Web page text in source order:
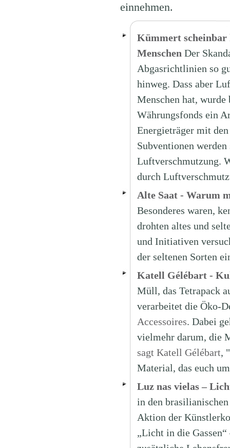
einnehmen.
Kümmert scheinbar
Menschen Der
Abgasrichtlinien so
hinweg. Dass aber
Menschen hat,
Währungsfonds ein
Energieträger mit
Subventionen
Luftverschmutzung.
durch
Alte Saat - Warum
Besonderes waren,
drohten altes und
und Initiativen
der seltenen Sorten
Katell Gélébart -
Müll, das Tetrapack
verarbeitet die Öko-
Accessoires. Dabei
vielmehr darum, die
sagt Katell Gélébart,
Material, das euch
Luz nas vielas –
in den
Aktion der
„Licht in die